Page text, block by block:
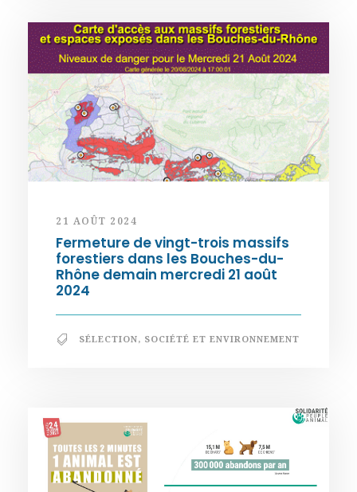
21 AOÛT 2024
Fermeture de vingt-trois massifs
forestiers dans les Bouches-du-
Rhône demain mercredi 21 août
2024
SÉLECTION, SOCIÉTÉ ET ENVIRONNEMENT